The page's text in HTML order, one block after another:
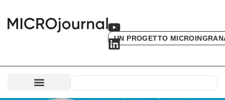
UN PROGETTO